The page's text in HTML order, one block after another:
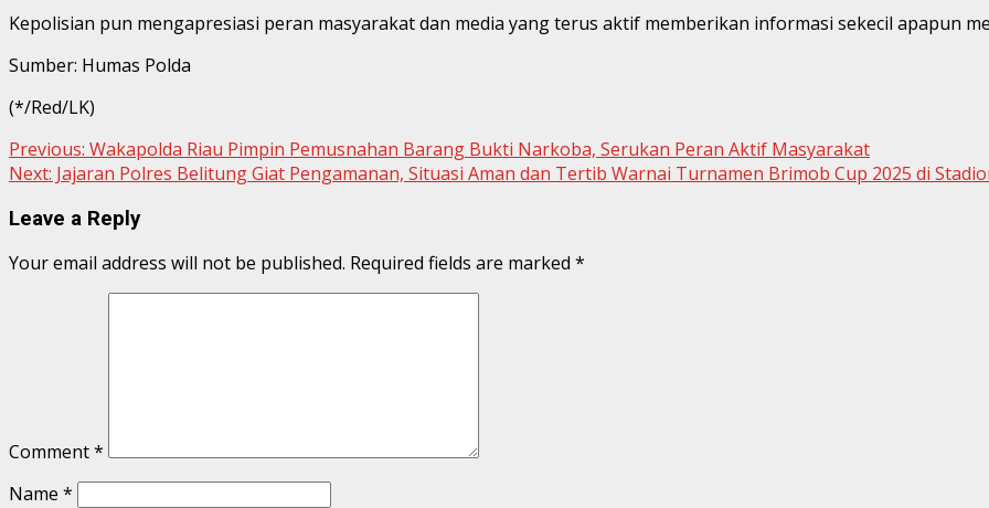
Kepolisian pun mengapresiasi peran masyarakat dan media yang terus aktif memberikan informasi sekecil apapun
Sumber: Humas Polda
(*/Red/LK)
Continue
Reading
Previous: Wakapolda Riau Pimpin Pemusnahan Barang Bukti Narkoba, Serukan Peran Aktif Masyarakat
Next: Jajaran Polres Belitung Giat Pengamanan, Situasi Aman dan Tertib Warnai Turnamen Brimob Cup 2025 di
Leave a Reply
Your email address will not be published. Required fields are marked *
Comment*
Name *